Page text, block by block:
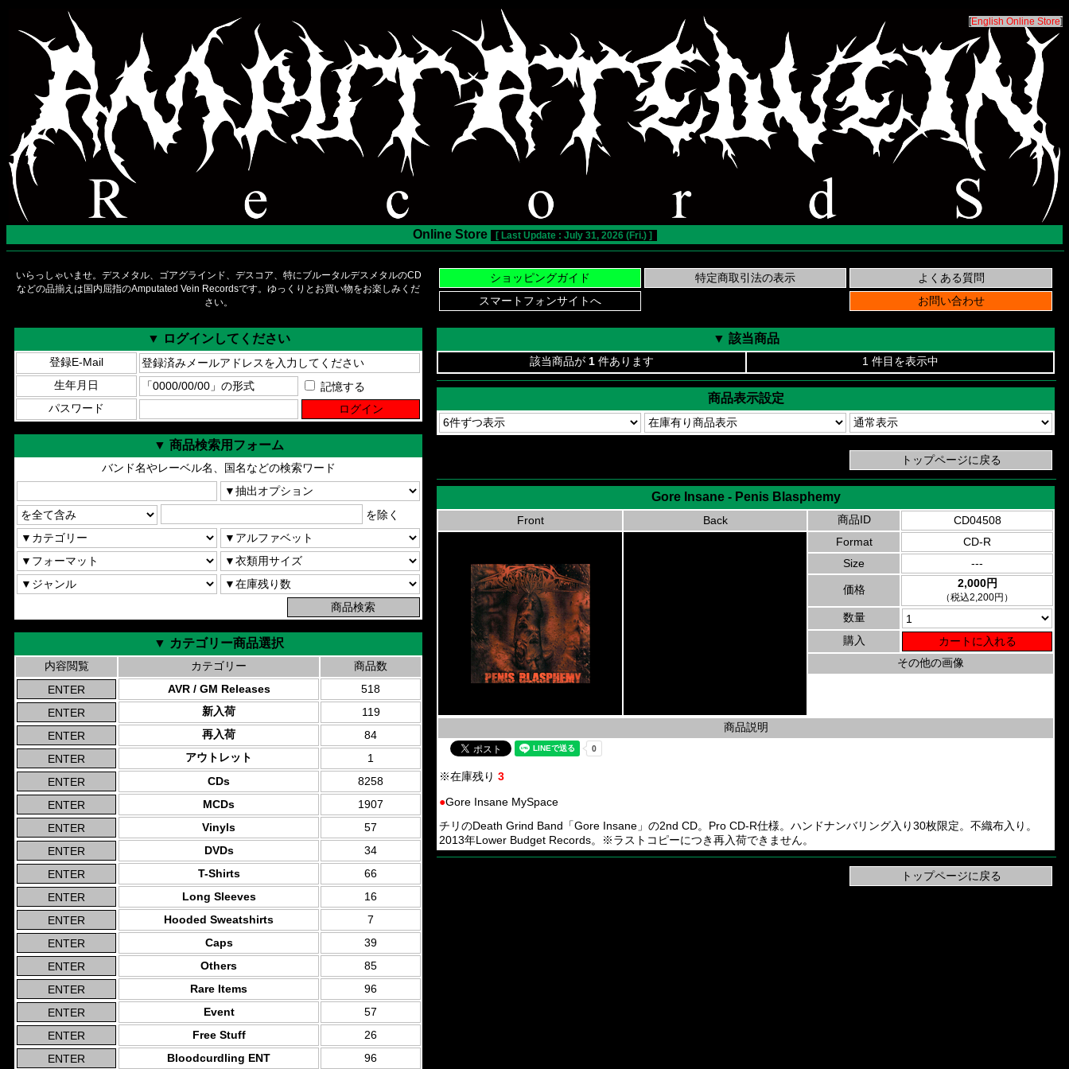
[English Online Store]
Online Store [ Last Update : July 31, 2026 (Fri.) ]
いらっしゃいませ。デスメタル、ゴアグラインド、デスコア、特にブルータルデスメタルのCD
などの品揃えは国内屈指のAmputated Vein Recordsです。ゆっくりとお買い物をお楽しみくだ
さい。
▼ ログインしてください
登録E-Mail
生年月日
記憶する
パスワード
▼ 商品検索用フォーム
バンド名やレーベル名、国名などの検索ワード
を除く
▼ カテゴリー商品選択
内容閲覧 カテゴリー
商品数
AVR / GM Releases
518
新入荷
119
再入荷
84
アウトレット
1
CDs
8258
MCDs
1907
Vinyls
57
DVDs
34
T-Shirts
66
Long Sleeves
16
Hooded Sweatshirts
7
Caps
39
Others
85
Rare Items
96
Event
57
Free Stuff
26
Bloodcurdling ENT
96
▼ 該当商品
該当商品が 1 件あります 1 件目を表示中
商品表示設定
Gore Insane - Penis Blasphemy
Front Back 商品ID
CD04508
Format
CD-R
Size
---
価格 2,000円
（税込2,200円）
数量
購入
その他の画像
商品説明
※在庫残り 3
●Gore Insane MySpace
チリのDeath Grind Band「Gore Insane」の2nd CD。Pro CD-R仕様。ハンドナンバリング入り30枚限定。不織布入り。
2013年Lower Budget Records。※ラストコピーにつき再入荷できません。